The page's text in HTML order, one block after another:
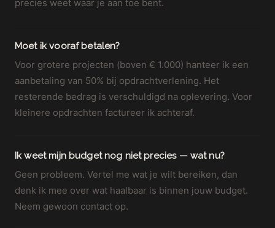
precies weet waar je aan toe bent.
Moet ik vooraf betalen?
Voor grotere projecten (boven € 1.000) hanteer ik een
aanbetaling van 50% bij opdrachtverlening. Het
resterende bedrag is verschuldigd na oplevering. Voor
kleinere opdrachten factureer ik achteraf.
Ik weet mijn budget nog niet precies — wat nu?
Geen probleem. Vertel me wat je wilt bereiken, dan
denk ik mee over wat haalbaar is binnen jouw budget.
Neem gewoon contact op.